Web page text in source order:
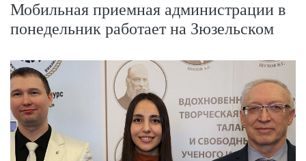
Мобильная приемная администрации в
понедельник работает на Зюзельском